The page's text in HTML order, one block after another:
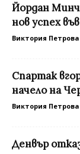
Йордан
нов успех
Виктория Петрова
Спартак
начело на
Виктория Петрова
Денвър